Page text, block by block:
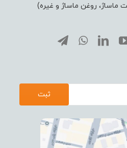
ماساژ، روغن ماساژ و غیره)
ثبت